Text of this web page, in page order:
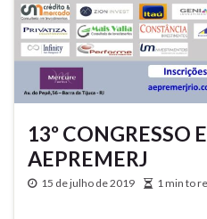
13º CONGRESSO
AEPREMERJ
15 de julho de 2019 1 min to